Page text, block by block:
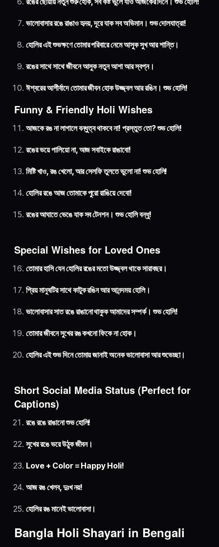
ভালোবাসার রঙে রাঙাও হৃদয়, দূরে যাক সব অভিমান। শুভ দোলযাত্রা!
হোলির এই শুভক্ষণে তোমার পরিবারে নেমে আসুক সুখ আর শান্তি।
রঙের সাথে সাথে জীবনে আসুক নতুন আশা আর স্বপ্ন।
ঈশ্বরের আশীর্বাদে তোমার জীবন হোক উজ্জ্বল আর রঙিন। শুভ হোলি!
Funny & Friendly Holi Wishes
আজকে রঙ না লাগালে বন্ধুত্ব থাকবে না! প্রস্তুত তো? শুভ হোলি!
রঙের ভয়ে পালিয়ো না, আজ সবাইকে রাঙাবো!
মিষ্টি খাও, রঙ খেলো, আর সেলফি তুলতে ভুলো না! শুভ হোলি!
হোলির রঙে আজ তোমাকে পুরো রাঙিয়ে দেবো!
রঙের আঘাতে ভেঙে যাক সব টেনশন। শুভ হোলি বন্ধু!
Special Wishes for Loved Ones
তোমার হাসি যেন হোলির রঙের মতো উজ্জ্বল থাকে সারাবছর।
প্রিয় মানুষটির সাথে কাটুক রঙিন আর আনন্দময় হোলি।
ভালোবাসার সাত রঙে রাঙানো থাকুক আমাদের সম্পর্ক। শুভ হোলি!
তোমার জীবনে সুখের রঙ কখনো ফিকে না হোক।
হোলির এই শুভ দিনে তোমায় জানাই অনেক ভালোবাসা আর শুভেচ্ছা।
Short Social Media Status (Perfect for
Captions)
রঙে রঙে রাঙানো শুভ হোলি!
সুখের রঙে ভরে উঠুক জীবন।
Love + Color = Happy Holi!
আজ রঙ খেলব, দুঃখ নয়!
হোলির রঙ মানেই ভালোবাসা।
Bangla Holi Shayari in Bengali